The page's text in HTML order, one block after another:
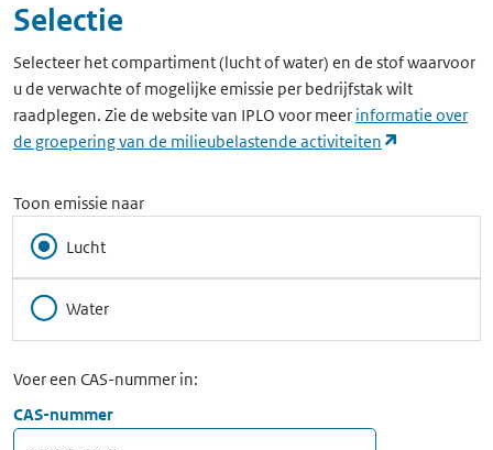
Selectie
Selecteer het compartiment (lucht of water) en de stof waarvoor
u de verwachte of mogelijke emissie per bedrijfstak wilt
raadplegen. Zie de website van IPLO voor meer informatie over
de groepering van de milieubelastende activiteiten
Toon emissie naar
Lucht
Water
Voer een CAS-nummer in:
CAS-nummer